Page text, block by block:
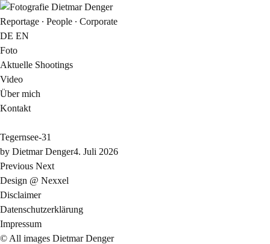
Reportage ∙ People ∙ Corporate
DE EN
Foto
Aktuelle Shootings
Video
Über mich
Kontakt
Tegernsee-31
by Dietmar Denger4. Juli 2026
Previous Next
Design @ Nexxel
Disclaimer
Datenschutzerklärung
Impressum
© All images Dietmar Denger